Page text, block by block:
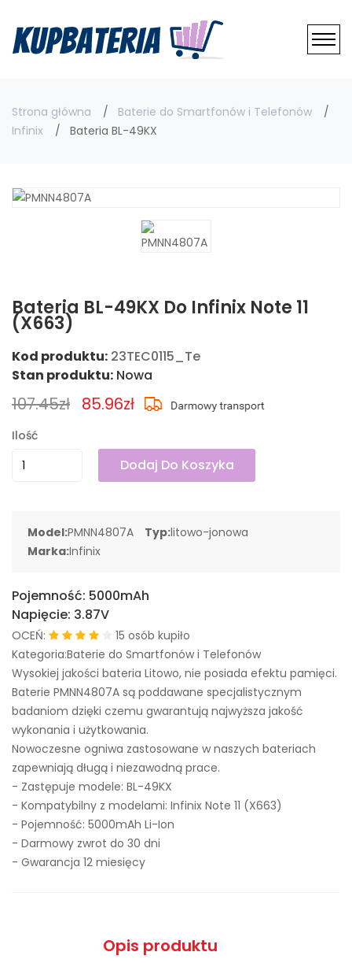
Strona główna
Baterie do Smartfonów i Telefonów
Infinix
Bateria BL-49KX
Bateria BL-49KX Do Infinix Note 11
(X663)
Kod produktu: 23TEC0115_Te
Stan produktu: Nowa
107.45zł 85.96zł
Ilość
Dodaj Do Koszyka
Model:PMNN4807A Typ:litowo-jonowa
Marka:Infinix
Pojemność: 5000mAh
Napięcie: 3.87V
OCEŃ:
15 osób kupiło
Kategoria:Baterie do Smartfonów i Telefonów
Wysokiej jakości bateria Litowo, nie posiada efektu pamięci.
Baterie PMNN4807A są poddawane specjalistycznym
badaniom dzięki czemu gwarantują najwyższa jakość
wykonania i użytkowania.
Nowoczesne ogniwa zastosowane w naszych bateriach
zapewniają długą i niezawodną prace.
- Zastępuje modele: BL-49KX
- Kompatybilny z modelami: Infinix Note 11 (X663)
- Pojemność: 5000mAh Li-Ion
- Darmowy zwrot do 30 dni
- Gwarancja 12 miesięcy
Opis produktu